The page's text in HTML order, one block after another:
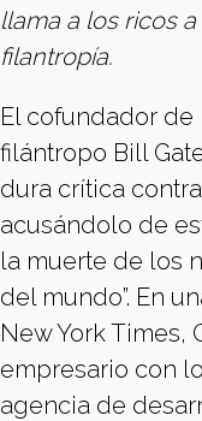
llama a los ricos
filantropía.
El cofundador de
filántropo Bill
dura crítica
acusándolo de
la muerte de los
del mundo”. En
New York Times,
empresario con
agencia de